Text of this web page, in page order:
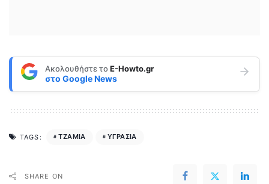
Ακολουθήστε τοE-Howto.gr
στο Google News
TAGS: ΤΖΑΜΙΑ ΥΓΡΑΣΙΑ
SHARE ON